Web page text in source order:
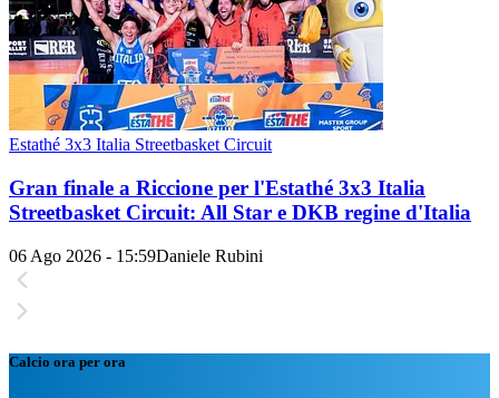
Estathé 3x3 Italia Streetbasket Circuit
Gran finale a Riccione per l'Estathé 3x3 Italia
Streetbasket Circuit: All Star e DKB regine d'Italia
06 Ago 2026 - 15:59Daniele Rubini
Calcio ora per ora